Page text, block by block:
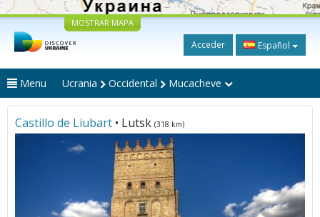
MOSTRAR MAPA
Acceder Español
Menu Ucrania Occidental Mucacheve
Castillo de Liubart • Lutsk (318 km)